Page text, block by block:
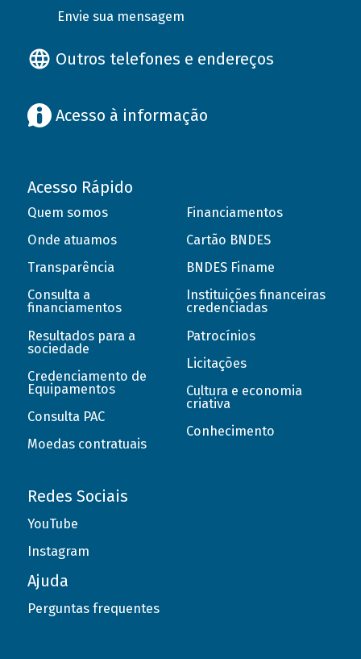
Envie sua mensagem
Outros telefones e endereços
Acesso à informação
Acesso Rápido
Quem somos
Onde atuamos
Transparência
Consulta a
financiamentos
Resultados para a
sociedade
Credenciamento de
Equipamentos
Consulta PAC
Moedas contratuais
Financiamentos
Cartão BNDES
BNDES Finame
Instituições financeiras
credenciadas
Patrocínios
Licitações
Cultura e economia
criativa
Conhecimento
Redes Sociais
YouTube
Instagram
Ajuda
Perguntas frequentes